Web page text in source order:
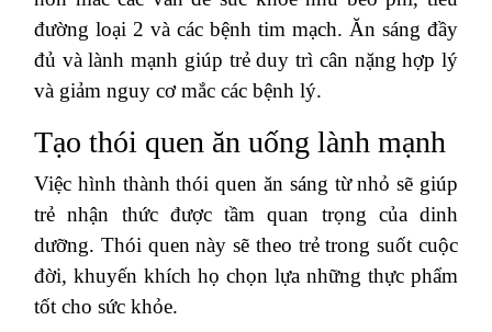
đường loại 2 và các bệnh tim mạch. Ăn sáng đầy
đủ và lành mạnh giúp trẻ duy trì cân nặng hợp lý
và giảm nguy cơ mắc các bệnh lý.
Tạo thói quen ăn uống lành mạnh
Việc hình thành thói quen ăn sáng từ nhỏ sẽ giúp
trẻ nhận thức được tầm quan trọng của dinh
dưỡng. Thói quen này sẽ theo trẻ trong suốt cuộc
đời, khuyến khích họ chọn lựa những thực phẩm
tốt cho sức khỏe.